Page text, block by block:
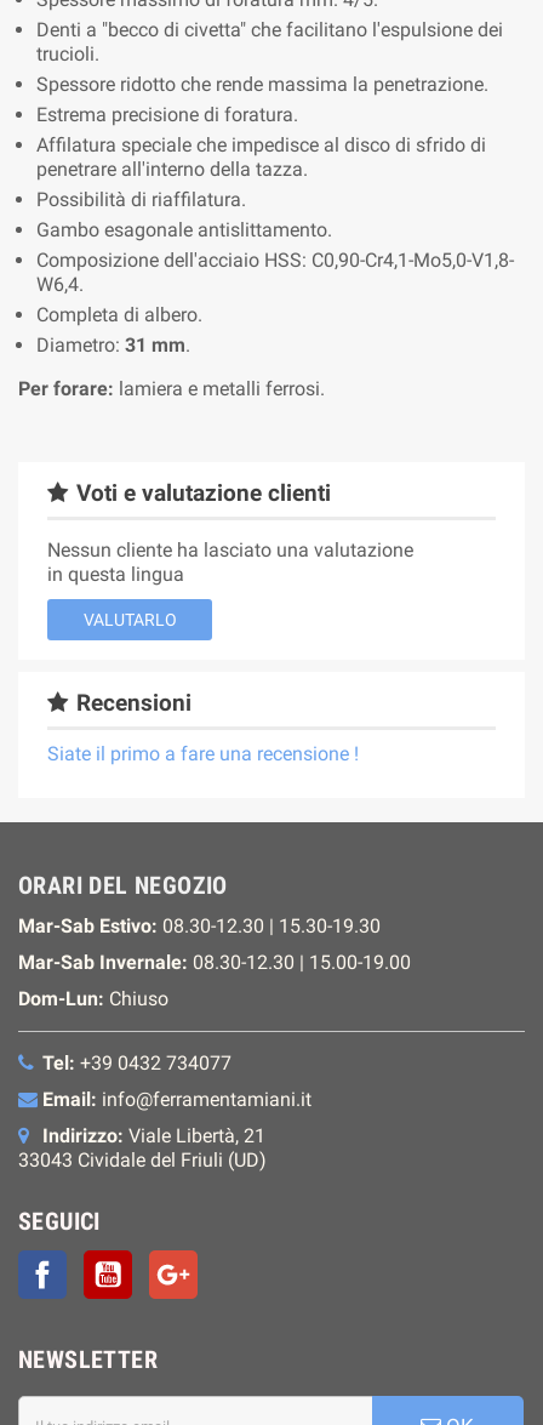
Denti a "becco di civetta" che facilitano l'espulsione dei
trucioli.
Spessore ridotto che rende massima la penetrazione.
Estrema precisione di foratura.
Affilatura speciale che impedisce al disco di sfrido di
penetrare all'interno della tazza.
Possibilità di riaffilatura.
Gambo esagonale antislittamento.
Composizione dell'acciaio HSS: C0,90-Cr4,1-Mo5,0-V1,8-
W6,4.
Completa di albero.
Diametro: 31 mm.
Per forare: lamiera e metalli ferrosi.
Voti e valutazione clienti
Nessun cliente ha lasciato una valutazione
in questa lingua
VALUTARLO
Recensioni
Siate il primo a fare una recensione !
ORARI DEL NEGOZIO
Mar-Sab Estivo: 08.30-12.30 | 15.30-19.30
Mar-Sab Invernale: 08.30-12.30 | 15.00-19.00
Dom-Lun: Chiuso
Tel: +39 0432 734077
Email: info@ferramentamiani.it
Indirizzo: Viale Libertà, 21
33043 Cividale del Friuli (UD)
SEGUICI
FacebookYouTube
NEWSLETTER